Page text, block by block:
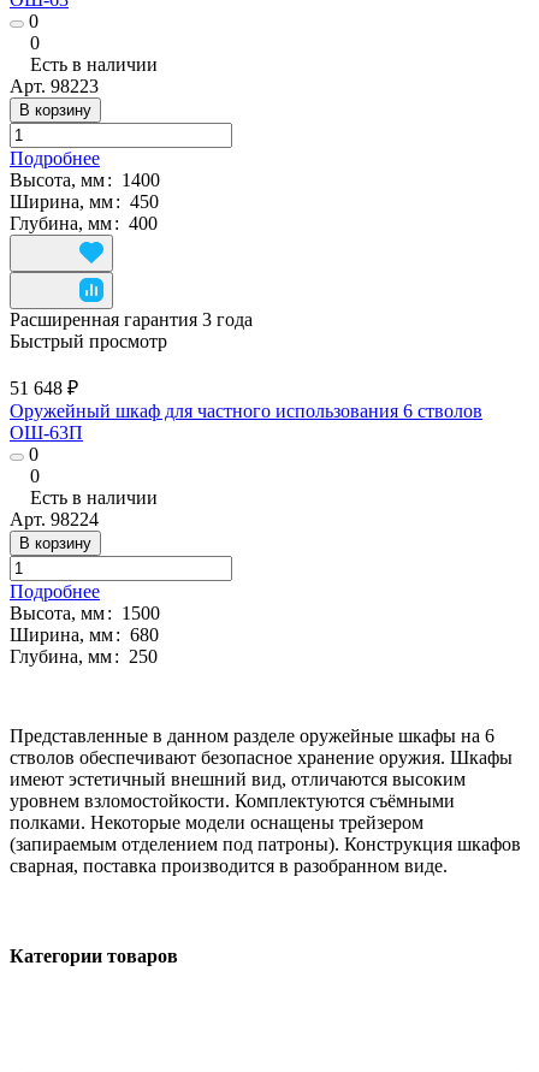
0
0
Есть в наличии
Арт. 98223
В корзину
Подробнее
Высота, мм: 1400
Ширина, мм: 450
Глубина, мм: 400
Расширенная гарантия 3 года
Быстрый просмотр
51 648 ₽
Оружейный шкаф для частного использования 6 стволов
ОШ-63П
0
0
Есть в наличии
Арт. 98224
В корзину
Подробнее
Высота, мм: 1500
Ширина, мм: 680
Глубина, мм: 250
Представленные в данном разделе оружейные шкафы на 6
стволов обеспечивают безопасное хранение оружия. Шкафы
имеют эстетичный внешний вид, отличаются высоким
уровнем взломостойкости. Комплектуются съёмными
полками. Некоторые модели оснащены трейзером
(запираемым отделением под патроны). Конструкция шкафов
сварная, поставка производится в разобранном виде.
Категории товаров